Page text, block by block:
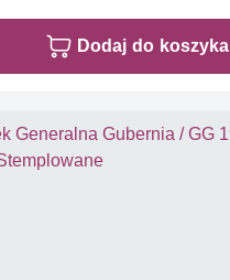
Dodaj do koszyka